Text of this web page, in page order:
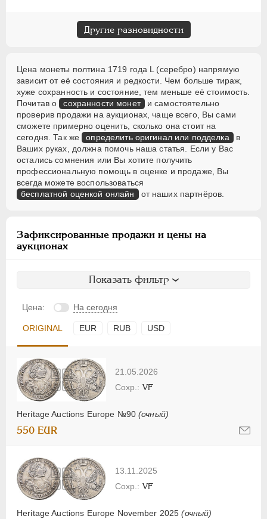
Другие разновидности
Цена монеты полтина 1719 года L (серебро) напрямую
зависит от её состояния и редкости. Чем больше тираж,
хуже сохранность и состояние, тем меньше её стоимость.
Почитав о сохранности монет и самостоятельно
проверив продажи на аукционах, чаще всего, Вы сами
сможете примерно оценить, сколько она стоит на
сегодня. Так же определить оригинал или подделка в
Ваших руках, должна помочь наша статья. Если у Вас
остались сомнения или Вы хотите получить
профессиональную помощь в оценке и продаже, Вы
всегда можете воспользоваться
бесплатной оценкой онлайн от наших партнёров.
Зафиксированные продажи и цены на
аукционах
Показать фильтр
Цена: На сегодня
ORIGINAL EUR RUB USD
21.05.2026
Heritage Auctions Europe №90(очный)
VF
550 EUR
13.11.2025
Heritage Auctions Europe November 2025(очный)
VF